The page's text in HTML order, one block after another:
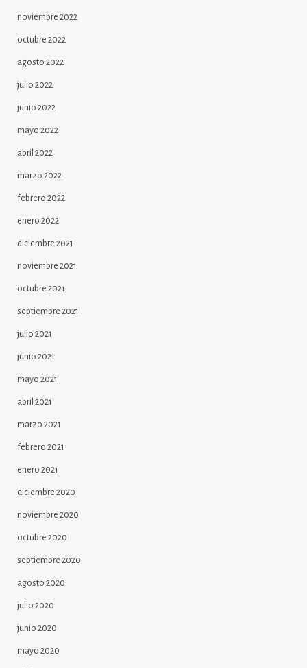
noviembre 2022
octubre 2022
agosto 2022
julio 2022
junio 2022
mayo 2022
abril 2022
marzo 2022
febrero 2022
enero 2022
diciembre 2021
noviembre 2021
octubre 2021
septiembre 2021
julio 2021
junio 2021
mayo 2021
abril 2021
marzo 2021
febrero 2021
enero 2021
diciembre 2020
noviembre 2020
octubre 2020
septiembre 2020
agosto 2020
julio 2020
junio 2020
mayo 2020